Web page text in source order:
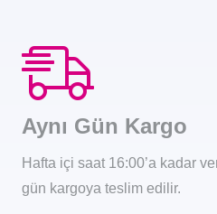
Aynı Gün Kargo
Hafta içi saat 16:00’a kadar
gün kargoya teslim edilir.